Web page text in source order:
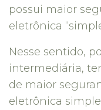
possui maior
eletrônica
Nesse sentido,
intermediária,
de maior
eletrônica